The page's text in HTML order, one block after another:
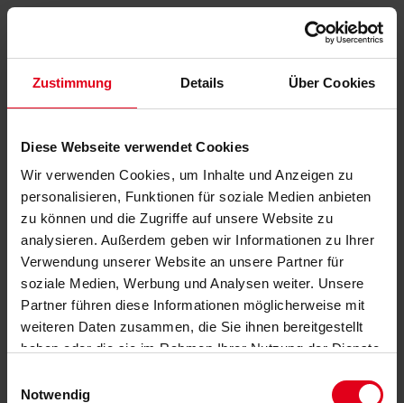
Zustimmung Details Über Cookies
Diese Webseite verwendet Cookies
Wir verwenden Cookies, um Inhalte und Anzeigen zu
personalisieren, Funktionen für soziale Medien anbieten
zu können und die Zugriffe auf unsere Website zu
analysieren. Außerdem geben wir Informationen zu Ihrer
Verwendung unserer Website an unsere Partner für
soziale Medien, Werbung und Analysen weiter. Unsere
Partner führen diese Informationen möglicherweise mit
weiteren Daten zusammen, die Sie ihnen bereitgestellt
haben oder die sie im Rahmen Ihrer Nutzung der Dienste
Notwendig